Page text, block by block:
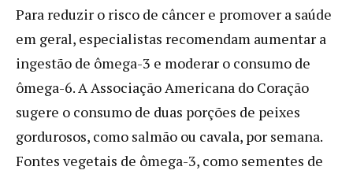
Para reduzir o risco de câncer e promover a saúde
em geral, especialistas recomendam aumentar a
ingestão de ômega-3 e moderar o consumo de
ômega-6. A Associação Americana do Coração
sugere o consumo de duas porções de peixes
gordurosos, como salmão ou cavala, por semana.
Fontes vegetais de ômega-3, como sementes de